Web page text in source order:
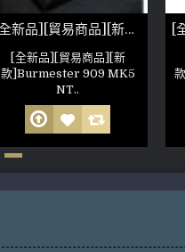
[全新品][貿易商品][新款]Burmester 909 MK5
[全新品][貿易商品][新
款]Burmester 909 MK5
NT..